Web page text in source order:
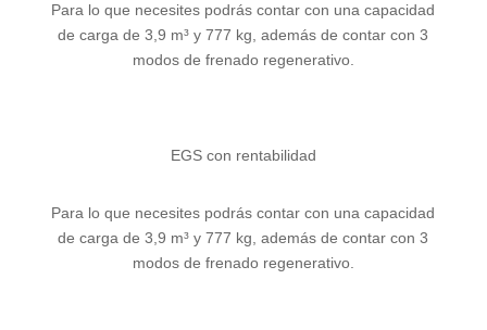
Para lo que necesites podrás contar con una capacidad
de carga de 3,9 m³ y 777 kg, además de contar con 3
modos de frenado regenerativo.
EGS con rentabilidad
Para lo que necesites podrás contar con una capacidad
de carga de 3,9 m³ y 777 kg, además de contar con 3
modos de frenado regenerativo.